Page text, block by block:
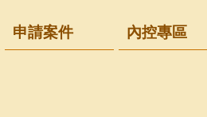
申請案件 內控專區